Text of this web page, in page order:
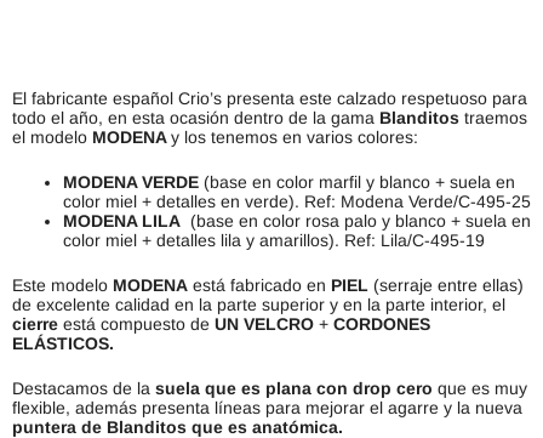
El fabricante español Crio’s presenta este calzado respetuoso para
todo el año, en esta ocasión dentro de la gama Blanditos traemos
el modelo MODENAy los tenemos en varios colores:
MODENA VERDE (base en color marfil y blanco + suela en
color miel + detalles en verde). Ref: Modena Verde/C-495-25
MODENA LILA (base en color rosa palo y blanco + suela en
color miel + detalles lila y amarillos). Ref: Lila/C-495-19
Este modelo MODENA está fabricado en PIEL (serraje entre ellas)
de excelente calidad en la parte superior y en la parte interior, el
cierre está compuesto de UN VELCRO + CORDONES
ELÁSTICOS.
Destacamos de la suela que es plana con drop cero que es muy
flexible, además presenta líneas para mejorar el agarre y la nueva
puntera de Blanditos que es anatómica.